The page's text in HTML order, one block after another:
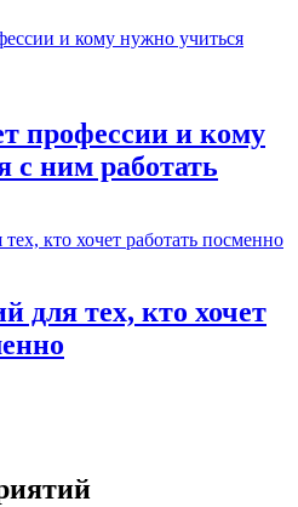
профессии и кому
с ним работать
для тех, кто хочет